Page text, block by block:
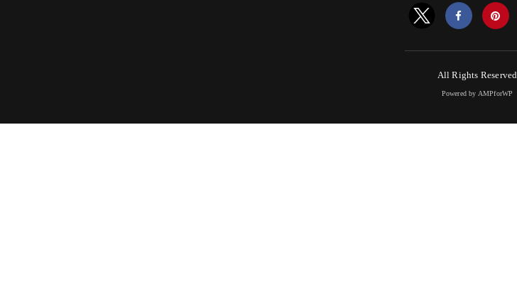
All Rights Reserved
Powered by AMPforWP